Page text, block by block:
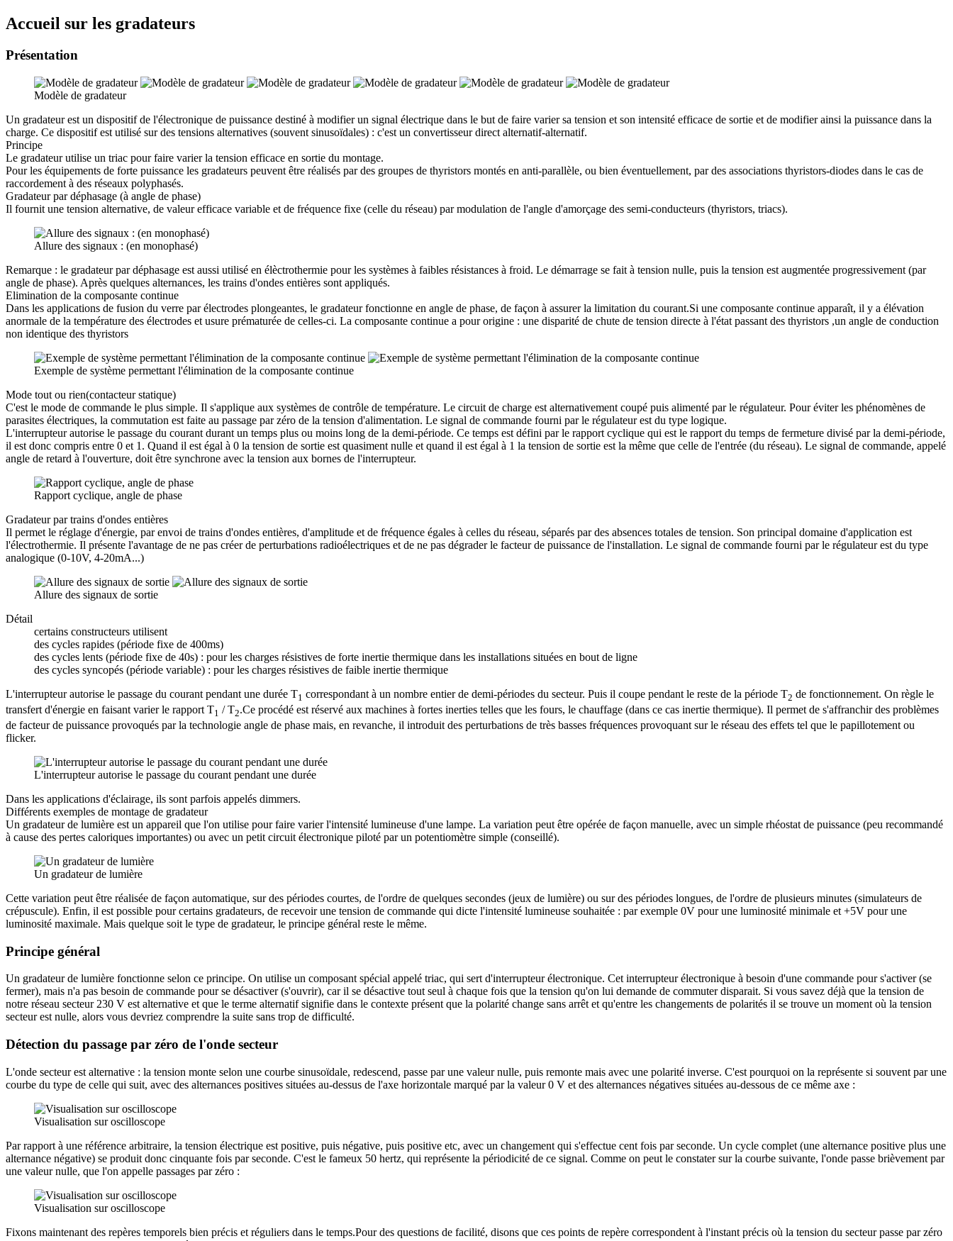
Accueil sur les gradateurs
Présentation
Modèle de gradateur
Un gradateur est un dispositif de l'électronique de puissance destiné à modifier un signal électrique dans le but de faire varier sa tension et son intensité efficace de sortie et de modifier ainsi la puissance dans la
charge. Ce dispositif est utilisé sur des tensions alternatives (souvent sinusoïdales) : c'est un convertisseur direct alternatif-alternatif.
Principe
Le gradateur utilise un triac pour faire varier la tension efficace en sortie du montage.
Pour les équipements de forte puissance les gradateurs peuvent être réalisés par des groupes de thyristors montés en anti-parallèle, ou bien éventuellement, par des associations thyristors-diodes dans le cas de
raccordement à des réseaux polyphasés.
Gradateur par déphasage (à angle de phase)
Il fournit une tension alternative, de valeur efficace variable et de fréquence fixe (celle du réseau) par modulation de l'angle d'amorçage des semi-conducteurs (thyristors, triacs).
Allure des signaux : (en monophasé)
Remarque : le gradateur par déphasage est aussi utilisé en élèctrothermie pour les systèmes à faibles résistances à froid. Le démarrage se fait à tension nulle, puis la tension est augmentée progressivement (par
angle de phase). Après quelques alternances, les trains d'ondes entières sont appliqués.
Elimination de la composante continue
Dans les applications de fusion du verre par électrodes plongeantes, le gradateur fonctionne en angle de phase, de façon à assurer la limitation du courant.Si une composante continue apparaît, il y a élévation
anormale de la température des électrodes et usure prématurée de celles-ci. La composante continue a pour origine : une disparité de chute de tension directe à l'état passant des thyristors ,un angle de conduction
non identique des thyristors
Exemple de système permettant l'élimination de la composante continue
Mode tout ou rien(contacteur statique)
C'est le mode de commande le plus simple. Il s'applique aux systèmes de contrôle de température. Le circuit de charge est alternativement coupé puis alimenté par le régulateur. Pour éviter les phénomènes de
parasites électriques, la commutation est faite au passage par zéro de la tension d'alimentation. Le signal de commande fourni par le régulateur est du type logique.
L'interrupteur autorise le passage du courant durant un temps plus ou moins long de la demi-période. Ce temps est défini par le rapport cyclique qui est le rapport du temps de fermeture divisé par la demi-période,
il est donc compris entre 0 et 1. Quand il est égal à 0 la tension de sortie est quasiment nulle et quand il est égal à 1 la tension de sortie est la même que celle de l'entrée (du réseau). Le signal de commande, appelé
angle de retard à l'ouverture, doit être synchrone avec la tension aux bornes de l'interrupteur.
Rapport cyclique, angle de phase
Gradateur par trains d'ondes entières
Il permet le réglage d'énergie, par envoi de trains d'ondes entières, d'amplitude et de fréquence égales à celles du réseau, séparés par des absences totales de tension. Son principal domaine d'application est
l'électrothermie. Il présente l'avantage de ne pas créer de perturbations radioélectriques et de ne pas dégrader le facteur de puissance de l'installation. Le signal de commande fourni par le régulateur est du type
analogique (0-10V, 4-20mA...)
Allure des signaux de sortie
Détail
certains constructeurs utilisent
des cycles rapides (période fixe de 400ms)
des cycles lents (période fixe de 40s) : pour les charges résistives de forte inertie thermique dans les installations situées en bout de ligne
des cycles syncopés (période variable) : pour les charges résistives de faible inertie thermique
L'interrupteur autorise le passage du courant pendant une durée T1 correspondant à un nombre entier de demi-périodes du secteur. Puis il coupe pendant le reste de la période T2 de fonctionnement. On règle le
transfert d'énergie en faisant varier le rapport T1 / T2.Ce procédé est réservé aux machines à fortes inerties telles que les fours, le chauffage (dans ce cas inertie thermique). Il permet de s'affranchir des problèmes
de facteur de puissance provoqués par la technologie angle de phase mais, en revanche, il introduit des perturbations de très basses fréquences provoquant sur le réseau des effets tel que le papillotement ou
flicker.
L'interrupteur autorise le passage du courant pendant une durée
Dans les applications d'éclairage, ils sont parfois appelés dimmers.
Différents exemples de montage de gradateur
Un gradateur de lumière est un appareil que l'on utilise pour faire varier l'intensité lumineuse d'une lampe. La variation peut être opérée de façon manuelle, avec un simple rhéostat de puissance (peu recommandé
à cause des pertes caloriques importantes) ou avec un petit circuit électronique piloté par un potentiomètre simple (conseillé).
Un gradateur de lumière
Cette variation peut être réalisée de façon automatique, sur des périodes courtes, de l'ordre de quelques secondes (jeux de lumière) ou sur des périodes longues, de l'ordre de plusieurs minutes (simulateurs de
crépuscule). Enfin, il est possible pour certains gradateurs, de recevoir une tension de commande qui dicte l'intensité lumineuse souhaitée : par exemple 0V pour une luminosité minimale et +5V pour une
luminosité maximale. Mais quelque soit le type de gradateur, le principe général reste le même.
Principe général
Un gradateur de lumière fonctionne selon ce principe. On utilise un composant spécial appelé triac, qui sert d'interrupteur électronique. Cet interrupteur électronique à besoin d'une commande pour s'activer (se
fermer), mais n'a pas besoin de commande pour se désactiver (s'ouvrir), car il se désactive tout seul à chaque fois que la tension qu'on lui demande de commuter disparait. Si vous savez déjà que la tension de
notre réseau secteur 230 V est alternative et que le terme alternatif signifie dans le contexte présent que la polarité change sans arrêt et qu'entre les changements de polarités il se trouve un moment où la tension
secteur est nulle, alors vous devriez comprendre la suite sans trop de difficulté.
Détection du passage par zéro de l'onde secteur
L'onde secteur est alternative : la tension monte selon une courbe sinusoïdale, redescend, passe par une valeur nulle, puis remonte mais avec une polarité inverse. C'est pourquoi on la représente si souvent par une
courbe du type de celle qui suit, avec des alternances positives situées au-dessus de l'axe horizontale marqué par la valeur 0 V et des alternances négatives situées au-dessous de ce même axe :
Visualisation sur oscilloscope
Par rapport à une référence arbitraire, la tension électrique est positive, puis négative, puis positive etc, avec un changement qui s'effectue cent fois par seconde. Un cycle complet (une alternance positive plus une
alternance négative) se produit donc cinquante fois par seconde. C'est le fameux 50 hertz, qui représente la périodicité de ce signal. Comme on peut le constater sur la courbe suivante, l'onde passe brièvement par
une valeur nulle, que l'on appelle passages par zéro :
Visualisation sur oscilloscope
Fixons maintenant des repères temporels bien précis et réguliers dans le temps.Pour des questions de facilité, disons que ces points de repère correspondent à l'instant précis où la tension du secteur passe par zéro